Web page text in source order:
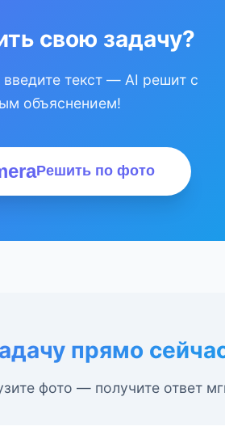
свою задачу?
введите текст — AI решит с
объяснением!
Решить по фото
прямо
фото — получите ответ